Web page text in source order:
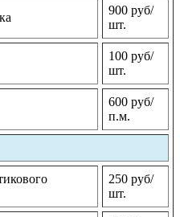
900 руб/
шт.
100 руб/
шт.
600 руб/
п.м.
250 руб/
шт.